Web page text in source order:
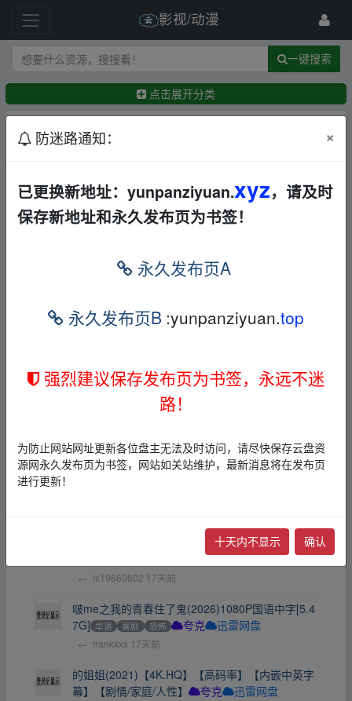
影视/动漫
一键搜索
点击展开分类
最新 精华
【剧情/大陆】【观看参考：豆瓣未评分】
夸克
迅雷网盘
大话西游之大圣娶亲/仙履奇緣(1995)[香港/大陆][喜
剧/爱情]9.2分[27.1G]
BD 夸克
大话西游之月光宝盒/月光寶盒(1995)[香港/大陆][喜
← 华仔ss 15天前
[电视剧]碧海情天Oceanwithlove【全53集】
← frankxxx 16天前
【鹦鹉杀(2023)】【1080p】【国语中字】【犯罪/
← lx19660602 17天前
啵me之我的青春住了鬼(2026)1080P国语中字[5.4
7G] 华语 喜剧 恐怖 夸克 迅雷网盘
← frankxxx 17天前
的姐姐(2021)【4K.HQ】【高码率】【内嵌中英字
幕】【剧情/家庭/人性】
夸克 迅雷网盘
防迷路通知： ×
已更换新地址：yunpanziyuan.xyz，请及时
保存新地址和永久发布页为书签！
永久发布页A
永久发布页B :yunpanziyuan.top
强烈建议保存发布页为书签，永远不迷
路！
为防止网站网址更新各位盘主无法及时访问，请尽快保存云盘资
源网永久发布页为书签，网站如关站维护，最新消息将在发布页
进行更新！
十天内不显示 确认